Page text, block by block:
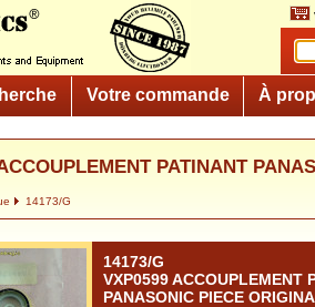
Votre commande À
PATINANT
14173/G
14173/G
VXP0599 ACCOUPLEMENT
PANASONIC PIECE